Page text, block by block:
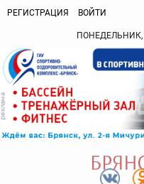
РЕГИСТРАЦИЯ ВОЙТИ
ПОНЕДЕЛЬНИК,